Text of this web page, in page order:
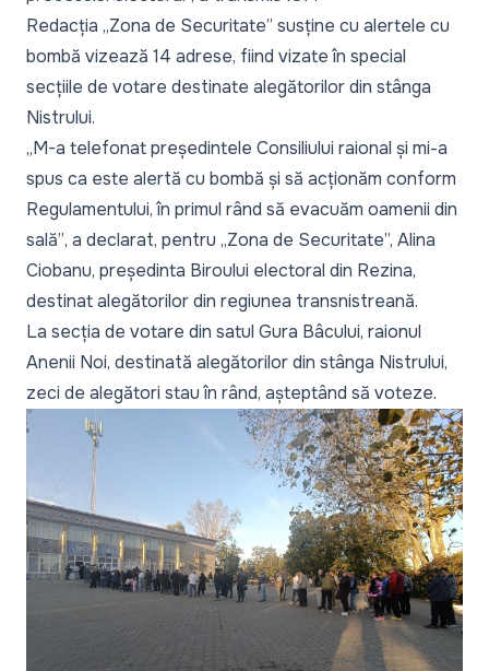
Redacția „Zona de Securitate” susține cu alertele cu
bombă vizează 14 adrese, fiind vizate în special
secțiile de votare destinate alegătorilor din stânga
Nistrului.
„M-a telefonat președintele Consiliului raional și mi-a
spus ca este alertă cu bombă și să acționăm conform
Regulamentului, în primul rând să evacuăm oamenii din
sală”, a declarat, pentru „Zona de Securitate”, Alina
Ciobanu, președinta Biroului electoral din Rezina,
destinat alegătorilor din regiunea transnistreană.
La secția de votare din satul Gura Bâcului, raionul
Anenii Noi, destinată alegătorilor din stânga Nistrului,
zeci de alegători stau în rând, așteptând să voteze.